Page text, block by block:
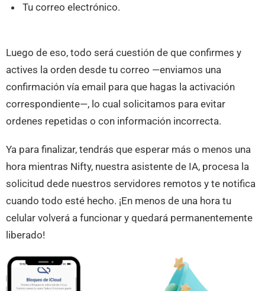
Tu correo electrónico.
Luego de eso, todo será cuestión de que confirmes y
actives la orden desde tu correo —enviamos una
confirmación vía email para que hagas la activación
correspondiente—, lo cual solicitamos para evitar
ordenes repetidas o con información incorrecta.
Ya para finalizar, tendrás que esperar más o menos una
hora mientras Nifty, nuestra asistente de IA, procesa la
solicitud dede nuestros servidores remotos y te notifica
cuando todo esté hecho. ¡En menos de una hora tu
celular volverá a funcionar y quedará permanentemente
liberado!